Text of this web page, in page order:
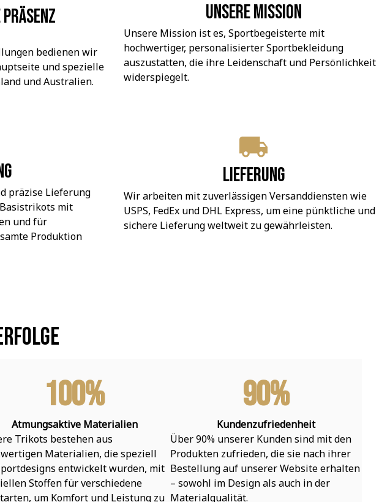
bedienen wir
und spezielle
und Australien.
präzise Lieferung
mit
und für
Produktion
Unsere Mission
Unsere Mission ist es, Sportbegeisterte mit
hochwertiger, personalisierter Sportbekleidung
auszustatten, die ihre Leidenschaft und Persönlichkeit
widerspiegelt.
Lieferung
Wir arbeiten mit zuverlässigen Versanddiensten wie
USPS, FedEx und DHL Express, um eine pünktliche und
sichere Lieferung weltweit zu gewährleisten.
100%
Atmungsaktive Materialien
Trikots bestehen aus
Materialien, die speziell
entwickelt wurden, mit
Stoffen für verschiedene
um Komfort und Leistung zu
90%
Kundenzufriedenheit
Über 90% unserer Kunden sind mit den
Produkten zufrieden, die sie nach ihrer
Bestellung auf unserer Website erhalten
– sowohl im Design als auch in der
Materialqualität.